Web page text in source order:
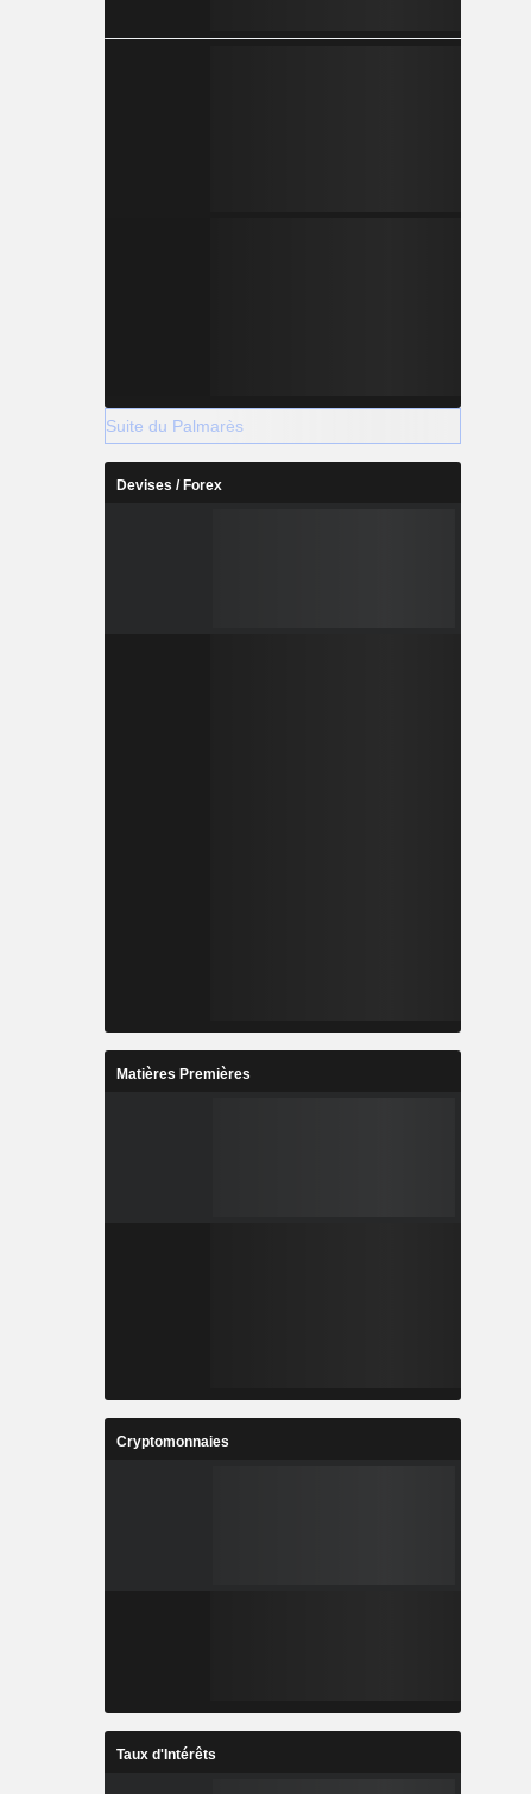
Suite du Palmarès
Devises / Forex
Matières Premières
Cryptomonnaies
Taux d'Intérêts